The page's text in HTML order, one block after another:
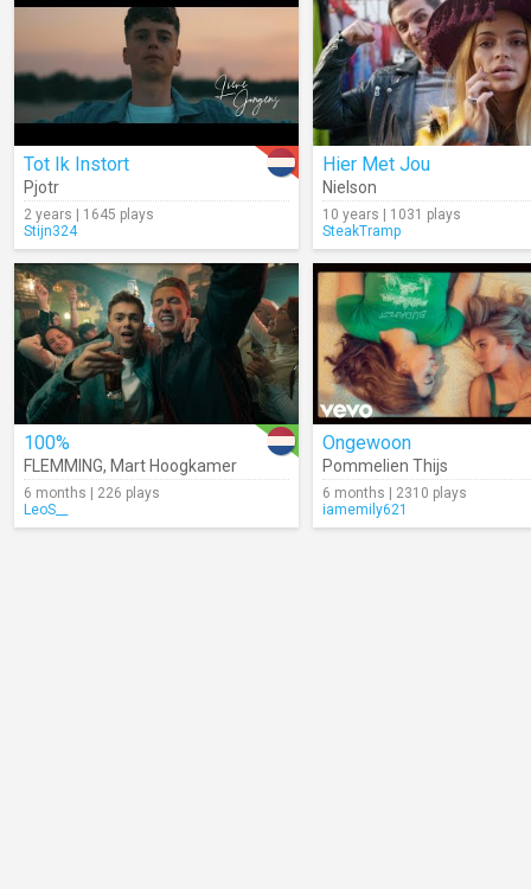
Tot Ik Instort
Pjotr
2 years | 1645 plays
Stijn324
Hier Met Jou
Nielson
10 years | 1031 plays
SteakTramp
100%
FLEMMING, Mart Hoogkamer
6 months | 226 plays
LeoS__
Ongewoon
Pommelien Thijs
6 months | 2310 plays
iamemily621